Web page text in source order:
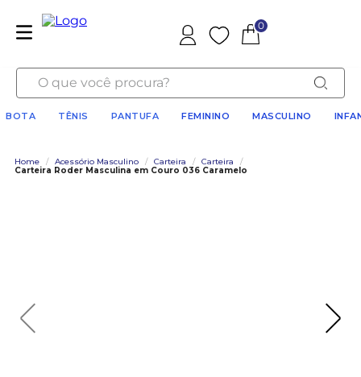
Favoritos
0
O que você procura?
BOTA TÊNIS PANTUFA FEMININO MASCULINO
Home / Acessório Masculino / Carteira / Carteira
/
Carteira Roder Masculina em Couro 036 Caramelo